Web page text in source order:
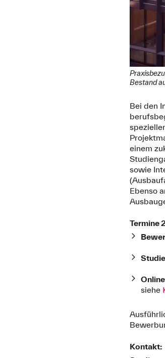
Bestand
Bei den
einem
sowie
Ebenso
Termine
siehe
Kontakt: